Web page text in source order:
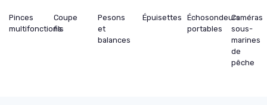
Pinces
multifonctions
Coupe
fils
Pesons
et
balances
Épuisettes
Échosondeurs
portables
Caméras
sous-
marines
de
pêche